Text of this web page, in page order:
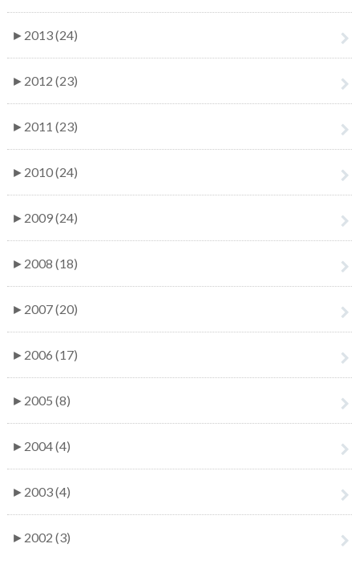
► 2013 (24)
► 2012 (23)
► 2011 (23)
► 2010 (24)
► 2009 (24)
► 2008 (18)
► 2007 (20)
► 2006 (17)
► 2005 (8)
► 2004 (4)
► 2003 (4)
► 2002 (3)